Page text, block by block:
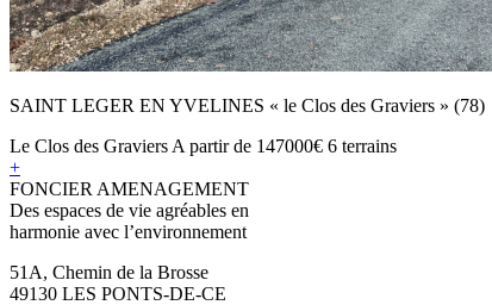
SAINT LEGER EN YVELINES « le Clos des Graviers » (78)
Le Clos des Graviers A partir de 147000€ 6 terrains
+
FONCIER AMENAGEMENT
Des espaces de vie agréables en
harmonie avec l’environnement
51A, Chemin de la Brosse
49130 LES PONTS-DE-CE